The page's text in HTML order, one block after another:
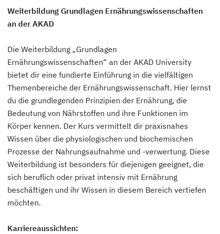
Weiterbildung Grundlagen Ernährungswissenschaften
an der AKAD
Die Weiterbildung „Grundlagen
Ernährungswissenschaften“ an der AKAD University
bietet dir eine fundierte Einführung in die vielfältigen
Themenbereiche der Ernährungswissenschaft. Hier lernst
du die grundlegenden Prinzipien der Ernährung, die
Bedeutung von Nährstoffen und ihre Funktionen im
Körper kennen. Der Kurs vermittelt dir praxisnahes
Wissen über die physiologischen und biochemischen
Prozesse der Nahrungsaufnahme und -verwertung. Diese
Weiterbildung ist besonders für diejenigen geeignet, die
sich beruflich oder privat intensiv mit Ernährung
beschäftigen und ihr Wissen in diesem Bereich vertiefen
möchten.
Karriereaussichten: